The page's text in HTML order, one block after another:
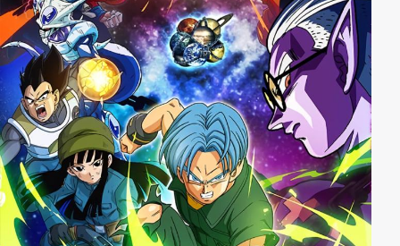
gefahren ist. Doch als er von den Vorkommnissen
hört, will er nach Shibuya eilen, um seiner Mutter und
seiner Schwester zu helfen. Als er sich jedoch auf den
Weg macht, wird Taichi Zeuge eines mysteriösen
Phänomens und findet sich alsbald in der digitalen
Welt wieder! Hier treffen er und einige andere
sogenannte Digiritter bald auf ihre Digimon-Partner,
mit denen sie in ein noch unbekanntes Abenteuer
aufbrechen...